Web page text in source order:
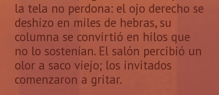
la tela no perdona: el ojo derecho se
deshizo en miles de hebras, su
columna se convirtió en hilos que
no lo sostenían. El salón percibió un
olor a saco viejo; los invitados
comenzaron a gritar.